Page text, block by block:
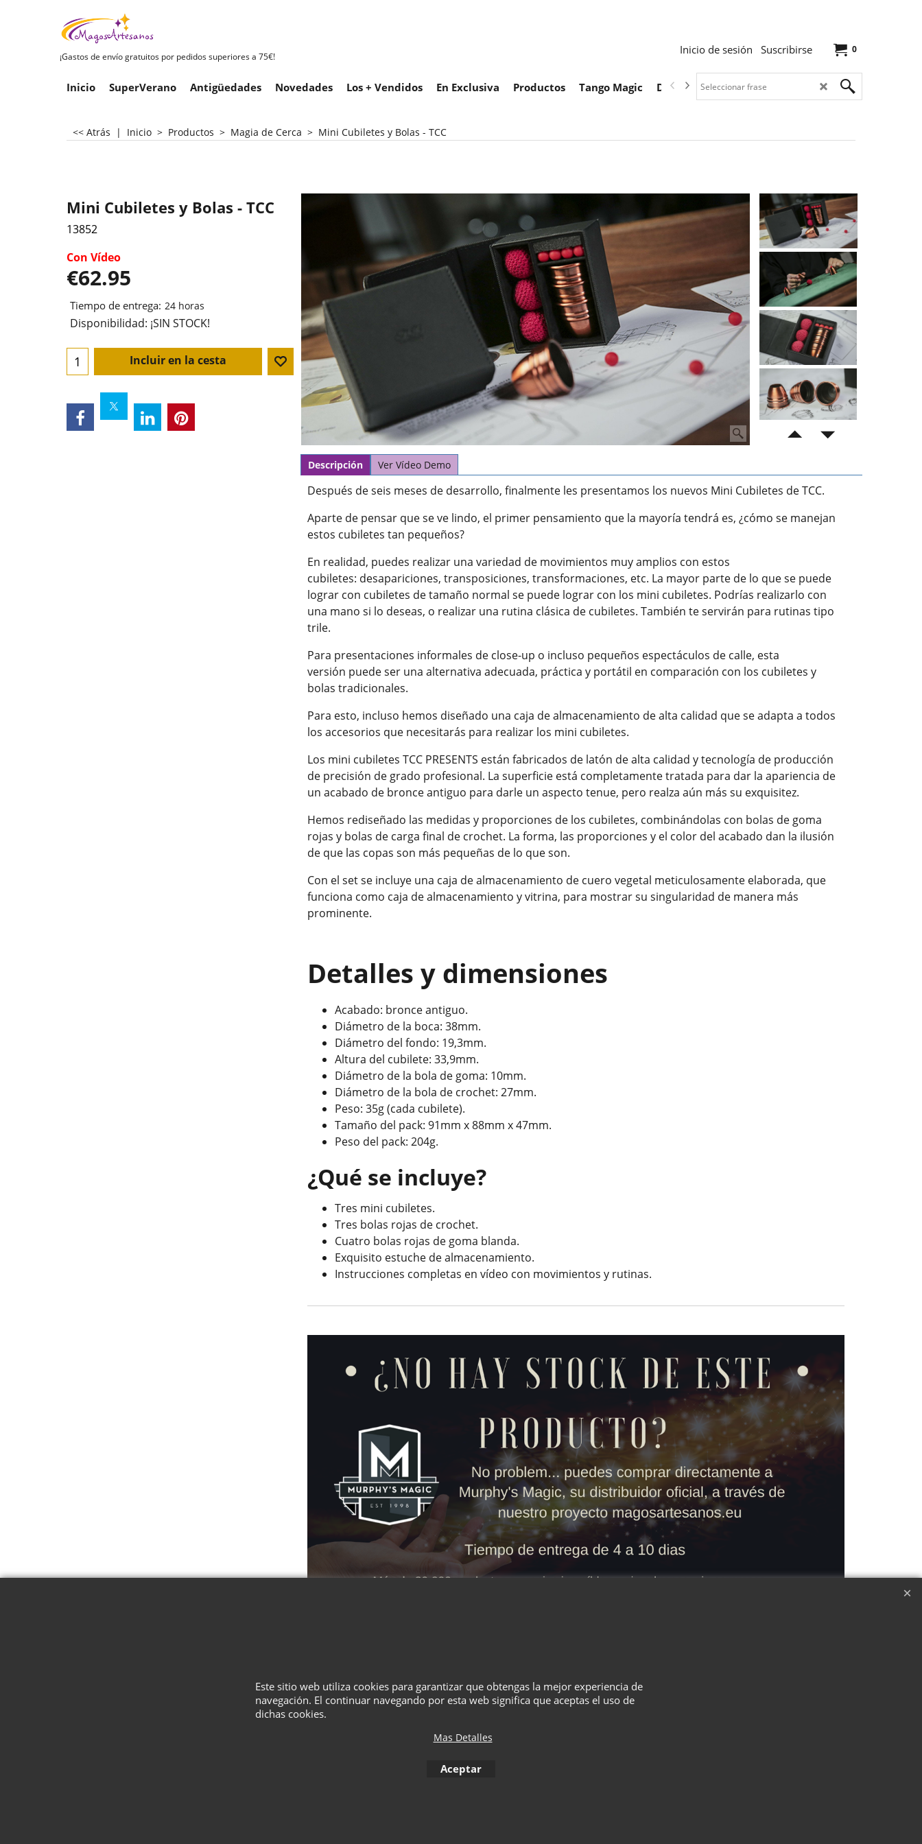
¡Gastos de envío gratuitos por pedidos superiores a 75€!
0
Inicio de sesión Suscribirse
Inicio SuperVerano Antigüedades Novedades Los + Vendidos En Exclusiva Productos Tango Magic Descargas
<< Atrás | Inicio > Productos > Magia de Cerca > Mini Cubiletes y Bolas - TCC
Mini Cubiletes y Bolas - TCC
13852
Con Vídeo
€62.95
Tiempo de entrega: 24 horas
Disponibilidad: ¡SIN STOCK!
Incluir en la cesta
Descripción Ver Vídeo Demo
Después de seis meses de desarrollo, finalmente les presentamos los nuevos Mini Cubiletes de TCC.
Aparte de pensar que se ve lindo, el primer pensamiento que la mayoría tendrá es, ¿cómo se manejan
estos cubiletes tan pequeños?
En realidad, puedes realizar una variedad de movimientos muy amplios con estos
cubiletes: desapariciones, transposiciones, transformaciones, etc. La mayor parte de lo que se puede
lograr con cubiletes de tamaño normal se puede lograr con los mini cubiletes. Podrías realizarlo con
una mano si lo deseas, o realizar una rutina clásica de cubiletes. También te servirán para rutinas tipo
trile.
Para presentaciones informales de close-up o incluso pequeños espectáculos de calle, esta
versión puede ser una alternativa adecuada, práctica y portátil en comparación con los cubiletes y
bolas tradicionales.
Para esto, incluso hemos diseñado una caja de almacenamiento de alta calidad que se adapta a todos
los accesorios que necesitarás para realizar los mini cubiletes.
Los mini cubiletes TCC PRESENTS están fabricados de latón de alta calidad y tecnología de producción
de precisión de grado profesional. La superficie está completamente tratada para dar la apariencia de
un acabado de bronce antiguo para darle un aspecto tenue, pero realza aún más su exquisitez.
Hemos rediseñado las medidas y proporciones de los cubiletes, combinándolas con bolas de goma
rojas y bolas de carga final de crochet. La forma, las proporciones y el color del acabado dan la ilusión
de que las copas son más pequeñas de lo que son.
Con el set se incluye una caja de almacenamiento de cuero vegetal meticulosamente elaborada, que
funciona como caja de almacenamiento y vitrina, para mostrar su singularidad de manera más
prominente.
Detalles y dimensiones
Acabado: bronce antiguo.
Diámetro de la boca: 38mm.
Diámetro del fondo: 19,3mm.
Altura del cubilete: 33,9mm.
Diámetro de la bola de goma: 10mm.
Diámetro de la bola de crochet: 27mm.
Peso: 35g (cada cubilete).
Tamaño del pack: 91mm x 88mm x 47mm.
Peso del pack: 204g.
¿Qué se incluye?
Tres mini cubiletes.
Tres bolas rojas de crochet.
Cuatro bolas rojas de goma blanda.
Exquisito estuche de almacenamiento.
Instrucciones completas en vídeo con movimientos y rutinas.
¿Quiénes Somos? Términos Privacidad Cesta Contacto
Este sitio web utiliza cookies para garantizar que obtengas la mejor experiencia de
navegación. El continuar navegando por esta web significa que aceptas el uso de
dichas cookies.
Mas Detalles
Aceptar